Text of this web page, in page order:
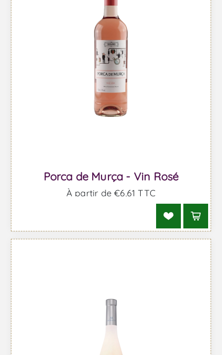
Porca de Murça - Vin Rosé
À partir de €6,61 TTC